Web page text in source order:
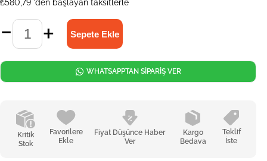
₺580,79 'den başlayan taksitlerle
Kritik
Stok
Favorilere
Ekle
Fiyat Düşünce Haber
Ver
Kargo
Bedava
Teklif
İste
WHATSAPPTAN SİPARİŞ VER